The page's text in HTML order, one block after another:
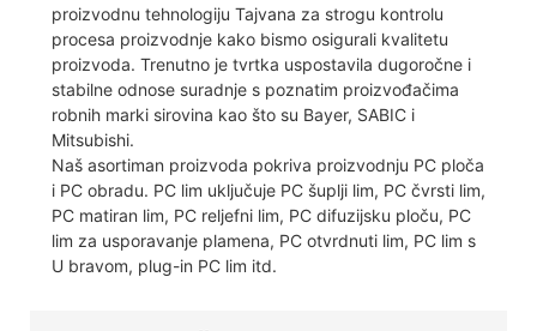
proizvodnu tehnologiju Tajvana za strogu kontrolu
procesa proizvodnje kako bismo osigurali kvalitetu
proizvoda. Trenutno je tvrtka uspostavila dugoročne i
stabilne odnose suradnje s poznatim proizvođačima
robnih marki sirovina kao što su Bayer, SABIC i
Mitsubishi.
Naš asortiman proizvoda pokriva proizvodnju PC ploča
i PC obradu. PC lim uključuje PC šuplji lim, PC čvrsti lim,
PC matiran lim, PC reljefni lim, PC difuzijsku ploču, PC
lim za usporavanje plamena, PC otvrdnuti lim, PC lim s
U bravom, plug-in PC lim itd.